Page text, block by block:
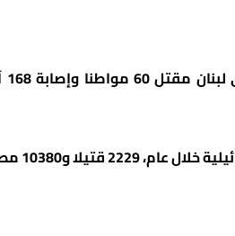
قتيلا و10380 مصابا.